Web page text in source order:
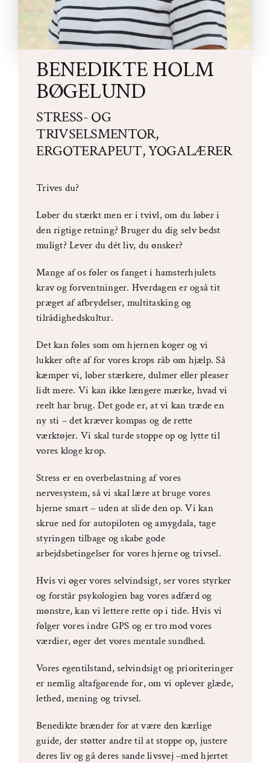
BENEDIKTE HOLM
BØGELUND
STRESS- OG
TRIVSELSMENTOR,
ERGOTERAPEUT, YOGALÆRER
Trives du?
Løber du stærkt men er i tvivl, om du løber i
den rigtige retning? Bruger du dig selv bedst
muligt? Lever du dét liv, du ønsker?
Mange af os føler os fanget i hamsterhjulets
krav og forventninger. Hverdagen er også tit
præget af afbrydelser, multitasking og
tilrådighedskultur.
Det kan føles som om hjernen koger og vi
lukker ofte af for vores krops råb om hjælp. Så
kæmper vi, løber stærkere, dulmer eller pleaser
lidt mere. Vi kan ikke længere mærke, hvad vi
reelt har brug. Det gode er, at vi kan træde en
ny sti – det kræver kompas og de rette
værktøjer. Vi skal turde stoppe op og lytte til
vores kloge krop.
Stress er en overbelastning af vores
nervesystem, så vi skal lære at bruge vores
hjerne smart – uden at slide den op. Vi kan
skrue ned for autopiloten og amygdala, tage
styringen tilbage og skabe gode
arbejdsbetingelser for vores hjerne og trivsel.
Hvis vi øger vores selvindsigt, ser vores styrker
og forstår psykologien bag vores adfærd og
mønstre, kan vi lettere rette op i tide. Hvis vi
følger vores indre GPS og er tro mod vores
værdier, øger det vores mentale sundhed.
Vores egentilstand, selvindsigt og prioriteringer
er nemlig altafgørende for, om vi oplever glæde,
lethed, mening og trivsel.
Benedikte brænder for at være den kærlige
guide, der støtter andre til at stoppe op, justere
deres liv og gå deres sande livsvej –med hjertet